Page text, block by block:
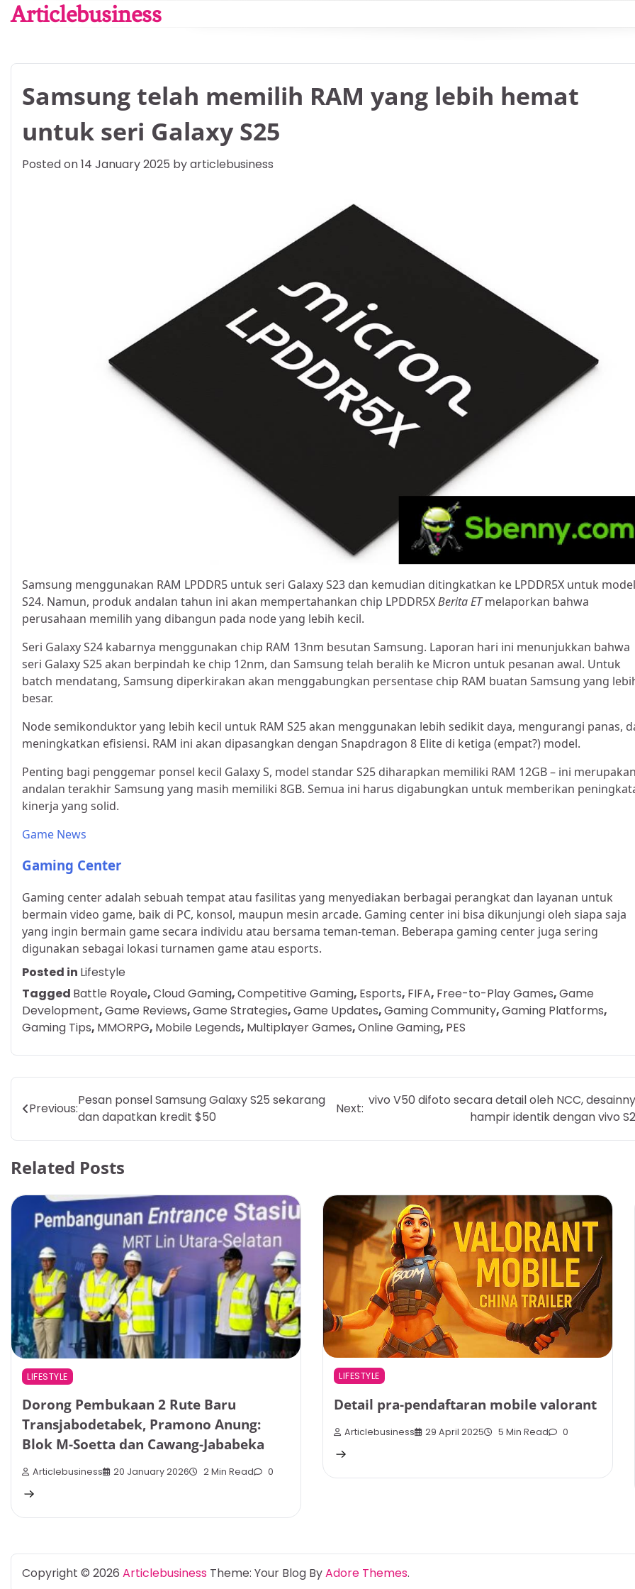
Skip
toArticlebusiness
Samsung telah memilih RAM yang lebih hemat
untuk seri Galaxy S25
Posted on14 January 2025 byarticlebusiness
Samsung menggunakan RAM LPDDR5 untuk seri Galaxy S23 dan kemudian ditingkatkan ke LPDDR5X untuk model
S24. Namun, produk andalan tahun ini akan mempertahankan chip LPDDR5XBerita ETmelaporkan bahwa
perusahaan memilih yang dibangun pada node yang lebih kecil.
Seri Galaxy S24 kabarnya menggunakan chip RAM 13nm besutan Samsung. Laporan hari ini menunjukkan bahwa
seri Galaxy S25 akan berpindah ke chip 12nm, dan Samsung telah beralih ke Micron untuk pesanan awal. Untuk
batch mendatang, Samsung diperkirakan akan menggabungkan persentase chip RAM buatan Samsung yang
besar.
Node semikonduktor yang lebih kecil untuk RAM S25 akan menggunakan lebih sedikit daya, mengurangi panas,
meningkatkan efisiensi. RAM ini akan dipasangkan dengan Snapdragon 8 Elite di ketiga (empat?) model.
Penting bagi penggemar ponsel kecil Galaxy S, model standar S25 diharapkan memiliki RAM 12GB – ini
andalan terakhir Samsung yang masih memiliki 8GB. Semua ini harus digabungkan untuk memberikan
kinerja yang solid.
Game News
Gaming Center
Gaming center adalah sebuah tempat atau fasilitas yang menyediakan berbagai perangkat dan layanan untuk
bermain video game, baik di PC, konsol, maupun mesin arcade. Gaming center ini bisa dikunjungi oleh siapa saja
yang ingin bermain game secara individu atau bersama teman-teman. Beberapa gaming center juga sering
digunakan sebagai lokasi turnamen game atau esports.
Posted in Lifestyle
Tagged Battle Royale,Cloud Gaming,Competitive Gaming, Esports, FIFA, Free-to-Play Games,Game
Development,Game Reviews,Game Strategies,Game Updates,Gaming Community,Gaming Platforms,
Gaming Tips, MMORPG, Mobile Legends, Multiplayer Games,Online Gaming, PES
Post
navigation
Previous:
Pesan ponsel Samsung Galaxy S25 sekarang
dan dapatkan kredit $50
Next:
vivo V50 difoto secara detail oleh NCC,
hampir identik dengan vivo
Related Posts
LIFESTYLE
Dorong Pembukaan 2 Rute Baru
Transjabodetabek, Pramono Anung:
Blok M-Soetta dan Cawang-Jababeka
Articlebusiness 20 January 2026 2 Min Read 0
LIFESTYLE
Detail pra-pendaftaran mobile valorant
Articlebusiness 29 April 2025 5 Min Read 0
Copyright © 2026 Articlebusiness Theme: Your Blog ByAdore Themes.